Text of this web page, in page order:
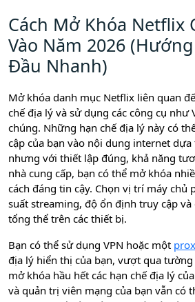
Cách Mở Khóa Netflix
Vào Năm 2026
Đầu Nhanh)
Mở khóa danh mục Netflix liên quan
chế địa lý và sử dụng các công cụ như
chúng. Những hạn chế địa lý này có
cập của bạn vào nội dung internet
nhưng với thiết lập đúng, khả năng
nhà cung cấp, bạn có thể mở khóa
cách đáng tin cậy. Chọn vị trí máy chủ
suất streaming, độ ổn định truy cập
tổng thể trên các thiết bị.
Bạn có thể sử dụng VPN hoặc một
địa lý hiển thị của bạn, vượt qua
mở khóa hầu hết các hạn chế địa lý
và quản trị viên mạng của bạn vẫn có